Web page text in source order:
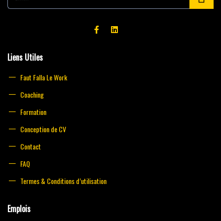
a
Liens Utiles
Faut Falla Le Work
Coaching
Formation
Conception de CV
Contact
FAQ
Termes & Conditions d’utilisation
Emplois